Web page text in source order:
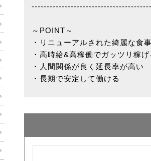
～POINT～
・リニューアルされた綺麗な食
・高時給&高稼働でガッツリ稼げ
・人間関係が良く延長率が高い
・長期で安定して働ける